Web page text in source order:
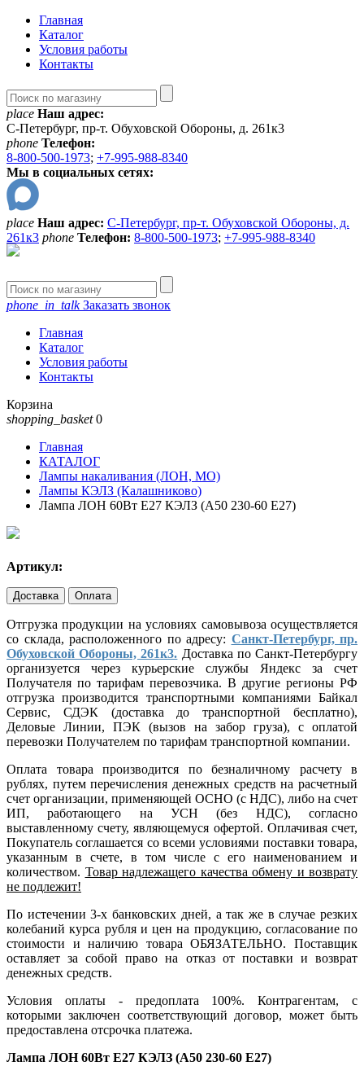
Главная
Каталог
Условия работы
Контакты
place Наш адрес:
С-Петербург, пр-т. Обуховской Обороны, д. 261к3
phone Телефон:
8-800-500-1973; +7-995-988-8340
Мы в социальных сетях:
place Наш адрес: С-Петербург, пр-т. Обуховской Обороны, д.
261к3 phone Телефон: 8-800-500-1973; +7-995-988-8340
phone_in_talkЗаказать звонок
Главная
Каталог
Условия работы
Контакты
Корзина
shopping_basket 0
Главная
КАТАЛОГ
Лампы накаливания (ЛОН, МО)
Лампы КЭЛЗ (Калашниково)
Лампа ЛОН 60Вт E27 КЭЛЗ (А50 230-60 Е27)
Артикул:
Доставка Оплата
Отгрузка продукции на условиях самовывоза осуществляется
со склада, расположенного по адресу: Санкт-Петербург, пр.
Обуховской Обороны, 261к3. Доставка по Санкт-Петербургу
организуется через курьерские службы Яндекс за счет
Получателя по тарифам перевозчика. В другие регионы РФ
отгрузка производится транспортными компаниями Байкал
Сервис, СДЭК (доставка до транспортной бесплатно),
Деловые Линии, ПЭК (вызов на забор груза), с оплатой
перевозки Получателем по тарифам транспортной компании.
Оплата товара производится по безналичному расчету в
рублях, путем перечисления денежных средств на расчетный
счет организации, применяющей ОСНО (с НДС), либо на счет
ИП, работающего на УСН (без НДС), согласно
выставленному счету, являющемуся офертой. Оплачивая счет,
Покупатель соглашается со всеми условиями поставки товара,
указанным в счете, в том числе с его наименованием и
количеством. Товар надлежащего качества обмену и возврату
не подлежит!
По истечении 3-х банковских дней, а так же в случае резких
колебаний курса рубля и цен на продукцию, согласование по
стоимости и наличию товара ОБЯЗАТЕЛЬНО. Поставщик
оставляет за собой право на отказ от поставки и возврат
денежных средств.
Условия оплаты - предоплата 100%. Контрагентам, с
которыми заключен соответствующий договор, может быть
предоставлена отсрочка платежа.
Лампа ЛОН 60Вт E27 КЭЛЗ (А50 230-60 Е27)